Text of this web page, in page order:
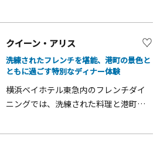
友人同士、カップルまで利用しやす
く、ランチからディナーまで幅広いシ
ーンに対応。海辺の散策や買い物を楽
しんだ後に、気軽に立ち寄れる食事ス
ポットとして、観光客にもおすすめで
す。
軒。職人が目の前で丁寧に仕上げる鮨
た繊細な味わいが特長です。港町・横
浜らしい景色とともに、旬の魚介を中
心としたコースをゆったり楽しめるの
も魅力。観光の特別な食事や記念日、
大切な人とのひとときにふさわしい、
してくれます。
クイーン・アリス
洗練されたフレンチを堪能、港町の景色と
ともに過ごす特別なディナー体験
横浜ベイホテル東急内のフレンチダイ
ニングでは、洗練された料理と港町横
活かしたコース料理は見た目も美し